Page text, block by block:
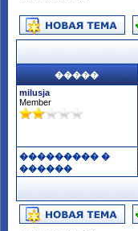
�����
milusja
Member
��������� �
������